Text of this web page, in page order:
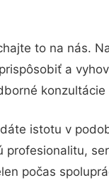
to na nás.
a
istotu v
profesionalitu,
počas